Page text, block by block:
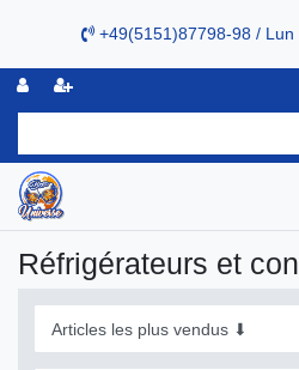
+49(5151)87798-98 /
Réfrigérateurs et